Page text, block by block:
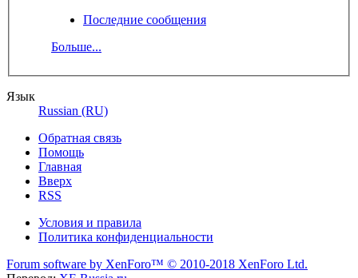
Последние сообщения
Больше...
Язык
Russian (RU)
Обратная связь
Помощь
Главная
Вверх
RSS
Условия и правила
Политика конфиденциальности
Forum software by XenForo™ © 2010-2018 XenForo Ltd.